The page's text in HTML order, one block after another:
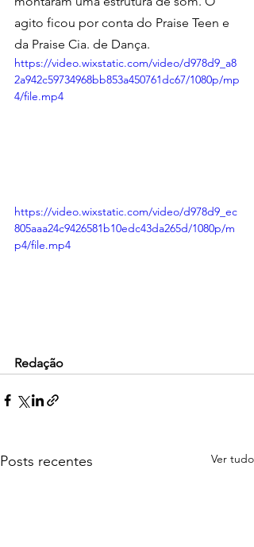
agito ficou por conta do Praise Teen e
da Praise Cia. de Dança.
https://video.wixstatic.com/video/d978d9_a8
2a942c59734968bb853a450761dc67/1080p/mp
4/file.mp4
https://video.wixstatic.com/video/d978d9_ec
805aaa24c9426581b10edc43da265d/1080p/m
p4/file.mp4
Redação
Posts recentes Ver tudo